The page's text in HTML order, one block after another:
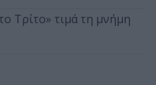
Τρίτο» τιμά τη μνήμη